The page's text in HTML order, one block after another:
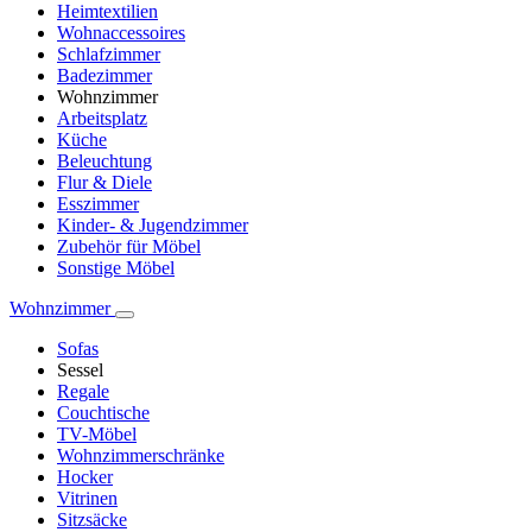
Heimtextilien
Wohnaccessoires
Schlafzimmer
Badezimmer
Wohnzimmer
Arbeitsplatz
Küche
Beleuchtung
Flur & Diele
Esszimmer
Kinder- & Jugendzimmer
Zubehör für Möbel
Sonstige Möbel
Wohnzimmer
Sofas
Sessel
Regale
Couchtische
TV-Möbel
Wohnzimmerschränke
Hocker
Vitrinen
Sitzsäcke